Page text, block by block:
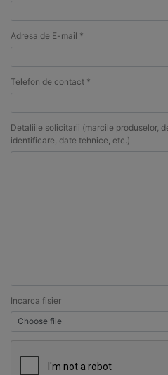
Adresa de E-mail *
Telefon de contact *
Detaliile solicitarii (marcile produselor,
identificare, date tehnice, etc.)
Incarca fisier
Choose file